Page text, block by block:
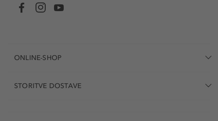
ONLINE-SHOP
STORITVE DOSTAVE